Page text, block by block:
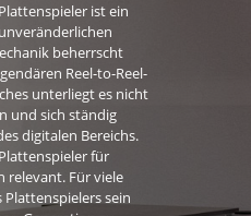
ist ein
beherrscht
Reel-to-Reel-
unterliegt es nicht
und sich ständig
digitalen Bereichs.
für
relevant. Für viele
sein